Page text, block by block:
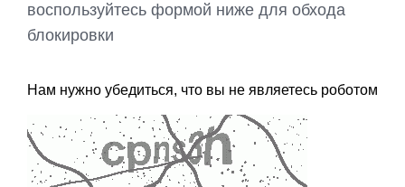
воспользуйтесь формой ниже для обхода
блокировки
Нам нужно убедиться, что вы не являетесь роботом